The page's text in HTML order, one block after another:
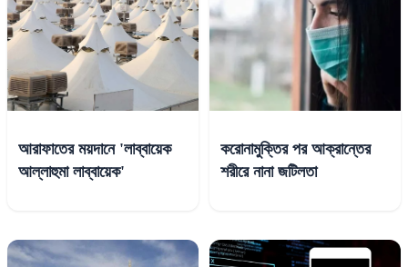
আরাফাতের ময়দানে 'লাব্বায়েক
আল্লাহুমা লাব্বায়েক'
করোনামুক্তির পর আক্রান্তের
শরীরে নানা জটিলতা